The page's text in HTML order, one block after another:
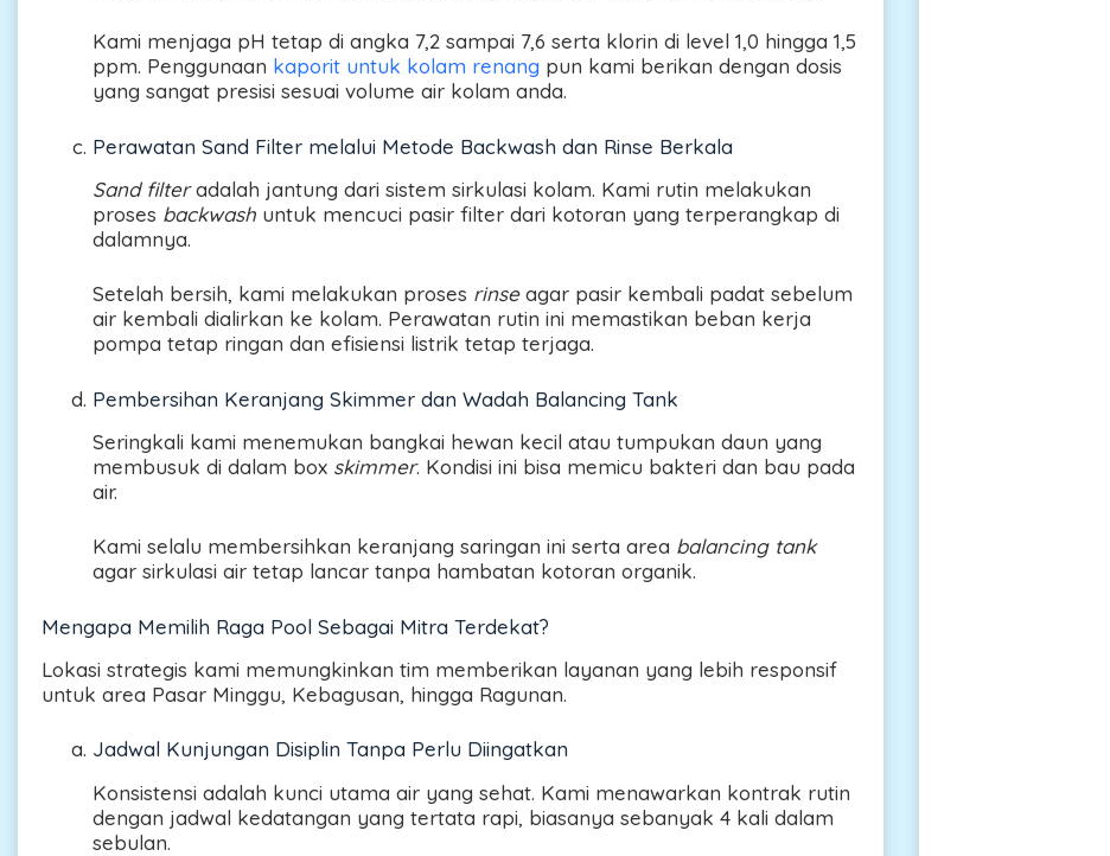
Kami menjaga pH tetap di angka 7,2 sampai 7,6 serta klorin di level 1,0 hingga 1,5
ppm. Penggunaan kaporit untuk kolam renang pun kami berikan dengan dosis
yang sangat presisi sesuai volume air kolam anda.
Perawatan Sand Filter melalui Metode Backwash dan Rinse Berkala
Sand filteradalah jantung dari sistem sirkulasi kolam. Kami rutin melakukan
proses backwashuntuk mencuci pasir filter dari kotoran yang terperangkap di
dalamnya.
Setelah bersih, kami melakukan proses rinseagar pasir kembali padat sebelum
air kembali dialirkan ke kolam. Perawatan rutin ini memastikan beban kerja
pompa tetap ringan dan efisiensi listrik tetap terjaga.
Pembersihan Keranjang Skimmer dan Wadah Balancing Tank
Seringkali kami menemukan bangkai hewan kecil atau tumpukan daun yang
membusuk di dalam box skimmer. Kondisi ini bisa memicu bakteri dan bau pada
air.
Kami selalu membersihkan keranjang saringan ini serta area balancing tank
agar sirkulasi air tetap lancar tanpa hambatan kotoran organik.
Mengapa Memilih Raga Pool Sebagai Mitra Terdekat?
Lokasi strategis kami memungkinkan tim memberikan layanan yang lebih responsif
untuk area Pasar Minggu, Kebagusan, hingga Ragunan.
Jadwal Kunjungan Disiplin Tanpa Perlu Diingatkan
Konsistensi adalah kunci utama air yang sehat. Kami menawarkan kontrak rutin
dengan jadwal kedatangan yang tertata rapi, biasanya sebanyak 4 kali dalam
sebulan.